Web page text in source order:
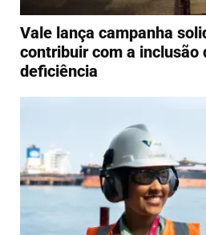
Vale lança campanha
contribuir com a inclusão
deficiência